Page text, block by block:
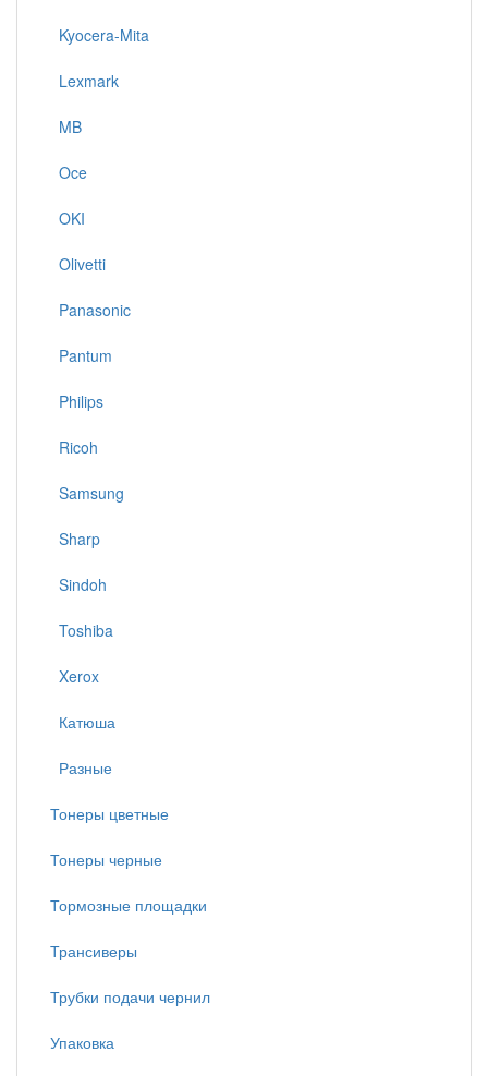
Kyocera-Mita
Lexmark
MB
Oce
OKI
Olivetti
Panasonic
Pantum
Philips
Ricoh
Samsung
Sharp
Sindoh
Toshiba
Xerox
Катюша
Разные
Тонеры цветные
Тонеры черные
Тормозные площадки
Трансиверы
Трубки подачи чернил
Упаковка